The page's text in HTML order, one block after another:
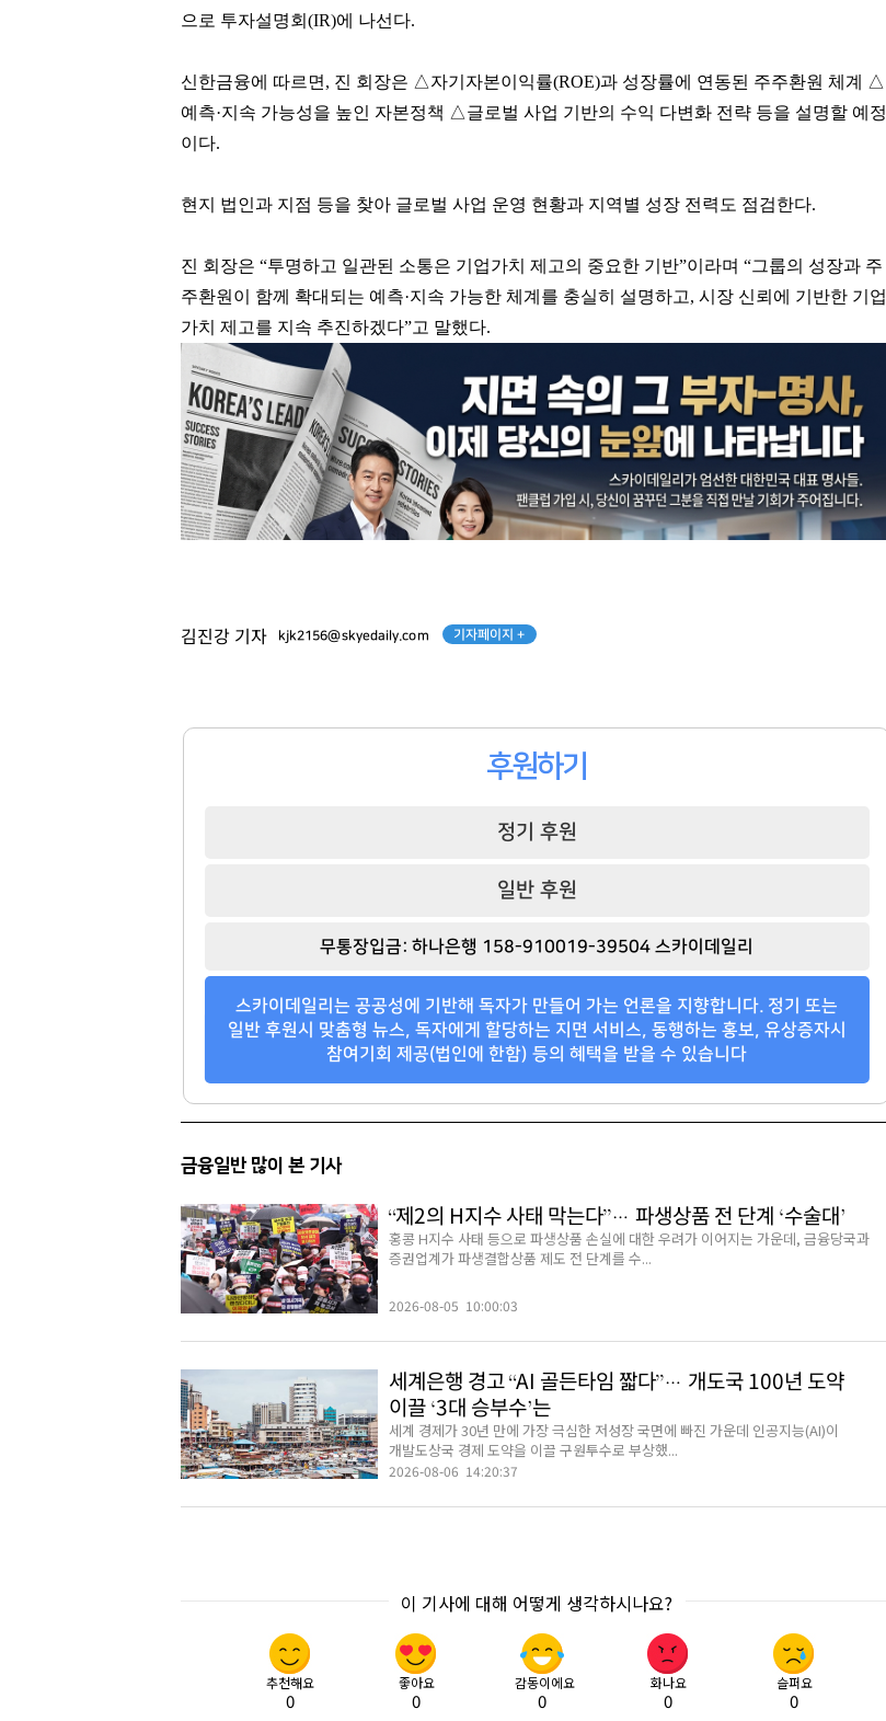
으로 투자설명회(IR)에 나선다.
신한금융에 따르면, 진 회장은 △자기자본이익률(ROE)과 성장률에 연동된 주주환원 체계 △
예측·지속 가능성을 높인 자본정책 △글로벌 사업 기반의 수익 다변화 전략 등을 설명할 예정
이다.
현지 법인과 지점 등을 찾아 글로벌 사업 운영 현황과 지역별 성장 전력도 점검한다.
진 회장은 “투명하고 일관된 소통은 기업가치 제고의 중요한 기반”이라며 “그룹의 성장과 주
주환원이 함께 확대되는 예측·지속 가능한 체계를 충실히 설명하고, 시장 신뢰에 기반한 기업
가치 제고를 지속 추진하겠다”고 말했다.
나인원한남
팬클럽 참여
SK그룹
트라움하우스5차
팬클럽 참여
373
봉중근
LG 트윈스
연세힐하우스1
팬클럽 참여
68
아워홈
부천범박힐스테이트5단지
팬클럽 참여
70
신한엔시모
팬클럽 참여
김진강 기자 kjk2156@skyedaily.com 기자페이지 +
후원하기
정기 후원
일반 후원
무통장입금: 하나은행 158-910019-39504 스카이데일리
스카이데일리는 공공성에 기반해 독자가 만들어 가는 언론을 지향합니다. 정기 또는
일반 후원시 맞춤형 뉴스, 독자에게 할당하는 지면 서비스, 동행하는 홍보, 유상증자시
참여기회 제공(법인에 한함) 등의 혜택을 받을 수 있습니다
금융일반 많이 본 기사
“제2의 H지수 사태 막는다”… 파생상품 전 단계 ‘수술대’
홍콩 H지수 사태 등으로 파생상품 손실에 대한 우려가 이어지는 가운데, 금융당국과
증권업계가 파생결합상품 제도 전 단계를 수...
2026-08-05 10:00:03
세계은행 경고 “AI 골든타임 짧다”… 개도국 100년 도약
이끌 ‘3대 승부수’는
세계 경제가 30년 만에 가장 극심한 저성장 국면에 빠진 가운데 인공지능(AI)이
개발도상국 경제 도약을 이끌 구원투수로 부상했...
2026-08-06 14:20:37
이 기사에 대해 어떻게 생각하시나요?
추천해요
0
좋아요
0
감동이에요
0
화나요
0
슬퍼요
0